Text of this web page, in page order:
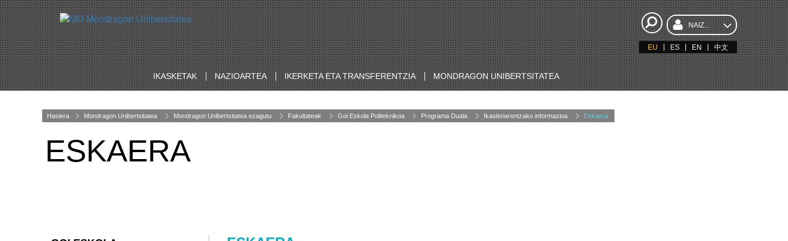
NAIZ...
EU ES EN 中文
IKASKETAK NAZIOARTEA IKERKETA ETA TRANSFERENTZIA MONDRAGON UNIBERTSITATEA
Hasiera Mondragon Unibertsitatea Mondragon Unibertsitatea ezagutu Fakultateak Goi Eskola Politeknikoa Programa Duala Ikasleriarentzako informazioa Eskaera
ESKAERA